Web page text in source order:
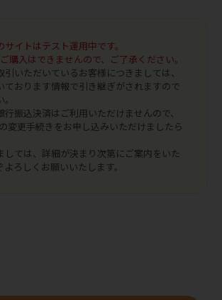
イトはテスト運用中です。
購入はできませんので、ご了承ください。
引いただいているお客様につきましては、
ております情報で引き継ぎがされますので
振込決済はご利用いただけませんので、
変更手続きをお申し込みいただけましたら
しては、詳細が決まり次第にご案内をいた
よろしくお願いいたします。